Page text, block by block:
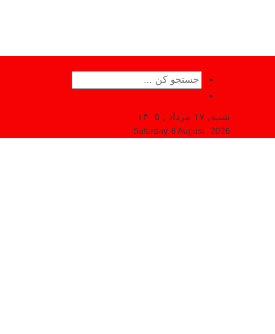
شنبه, ۱۷ مرداد , ۱۴۰۵
Saturday, 8 August , 2026